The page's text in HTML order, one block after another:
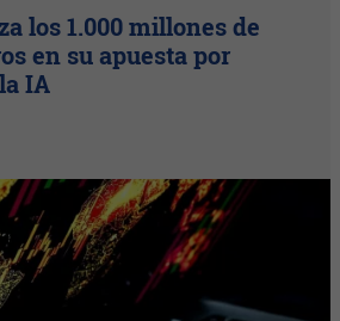
los 1.000 millones de
en su apuesta por
IA